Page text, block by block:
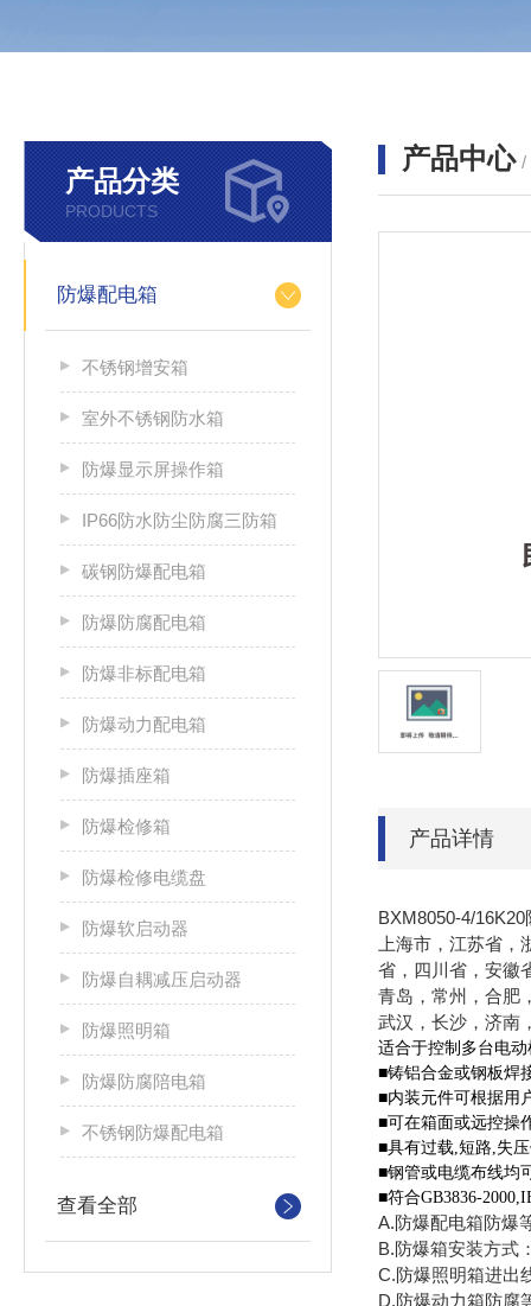
产品分类
PRODUCTS
防爆配电箱
不锈钢增安箱
室外不锈钢防水箱
防爆显示屏操作箱
IP66防水防尘防腐三防箱
碳钢防爆配电箱
防爆防腐配电箱
防爆非标配电箱
防爆动力配电箱
防爆插座箱
防爆检修箱
防爆检修电缆盘
防爆软启动器
防爆自耦减压启动器
防爆照明箱
防爆防腐陪电箱
不锈钢防爆配电箱
查看全部
产品中心 /
产品详情
BXM8050-4/
上海市，江苏省
省，四川省，安徽
青岛，常州，合肥
武汉，长沙，济南
适合于控制多台电
■铸铝合金或钢板焊
■内装元件可根据用
■可在箱面或远控
■具有过
■钢管或
■符合GB3836-
A.防爆配电箱防爆
B.防爆箱安装方式
C.防爆照明箱进出
D.防爆动力箱防腐